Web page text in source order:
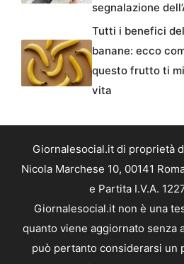
segnalazione
Tutti i benefici
banane: ecco
questo frutto ti
vita
Giornalesocial.it di proprietà
Nicola Marchese 10, 00141
e Partita I.V.A.
Giornalesocial.it non è una
quanto viene aggiornato senza
può pertanto considerarsi un